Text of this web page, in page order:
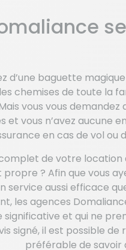
d’une baguette
chemises de toute la
vous vous
et vous n’avez aucune
en cas de vol ou
de votre location
? Afin que vous
service aussi efficace
les agences
significative et qui ne
signé, il est possible
préférable de savoir